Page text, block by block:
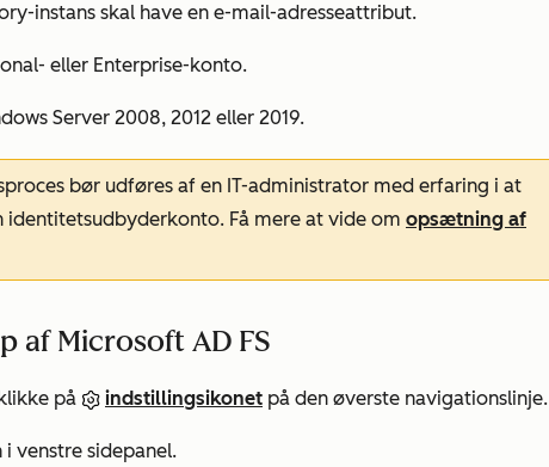
instans skal have en e-mail-adresseattribut.
eller Enterprise-konto.
Server 2008, 2012 eller 2019.
bør udføres af en IT-administrator med erfaring i at
Få mere at vide om opsætning af
af Microsoft AD FS
på indstillingsikonet på den øverste navigationslinje.
i venstre sidepanel.